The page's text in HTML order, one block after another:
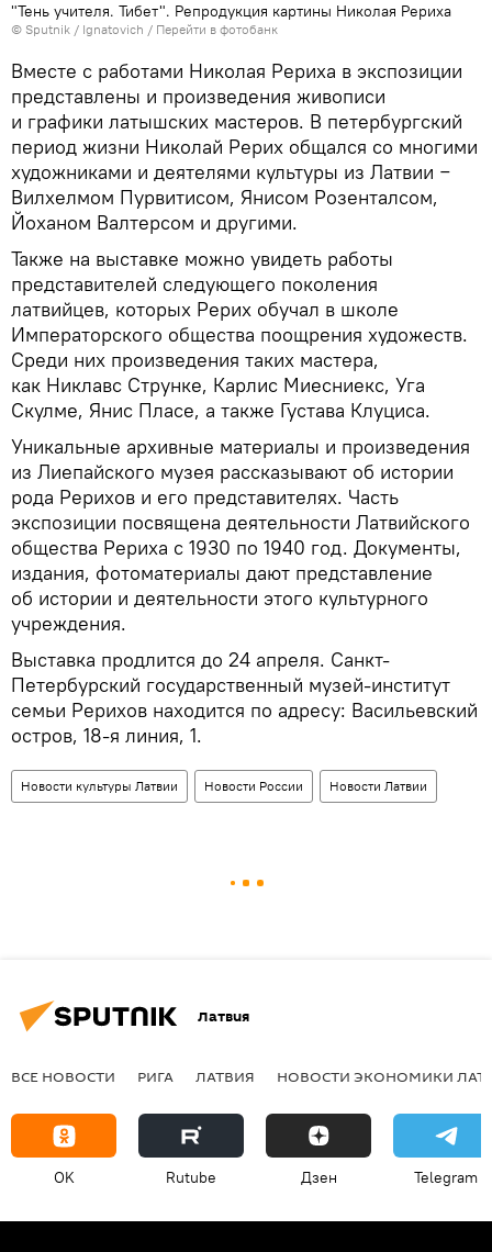
"Тень учителя. Тибет". Репродукция картины Николая Рериха
© Sputnik / Ignatovich / Перейти в фотобанк
Вместе с работами Николая Рериха в экспозиции
представлены и произведения живописи
и графики латышских мастеров. В петербургский
период жизни Николай Рерих общался со многими
художниками и деятелями культуры из Латвии −
Вилхелмом Пурвитисом, Янисом Розенталсом,
Йоханом Валтерсом и другими.
Также на выставке можно увидеть работы
представителей следующего поколения
латвийцев, которых Рерих обучал в школе
Императорского общества поощрения художеств.
Среди них произведения таких мастера,
как Никлавс Струнке, Карлис Миесниекс, Уга
Скулме, Янис Пласе, а также Густава Клуциса.
Уникальные архивные материалы и произведения
из Лиепайского музея рассказывают об истории
рода Рерихов и его представителях. Часть
экспозиции посвящена деятельности Латвийского
общества Рериха с 1930 по 1940 год. Документы,
издания, фотоматериалы дают представление
об истории и деятельности этого культурного
учреждения.
Выставка продлится до 24 апреля. Санкт-
Петербурский государственный музей-институт
семьи Рерихов находится по адресу: Васильевский
остров, 18-я линия, 1.
Новости культуры Латвии Новости России Новости Латвии
Латвия
ВСЕ НОВОСТИ РИГА ЛАТВИЯ НОВОСТИ ЭКОНОМИКИ
OK Rutube Дзен Telegram